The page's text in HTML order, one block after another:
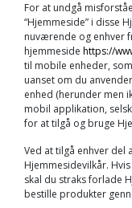
For at undgå
“Hjemmeside” i disse
nuværende og enhver
hjemmeside https://
til mobile enheder,
uanset om du
enhed (herunder men
mobil applikation,
for at tilgå og bruge
Ved at tilgå enhver del
Hjemmesidevilkår.
skal du straks forlade
bestille produkter